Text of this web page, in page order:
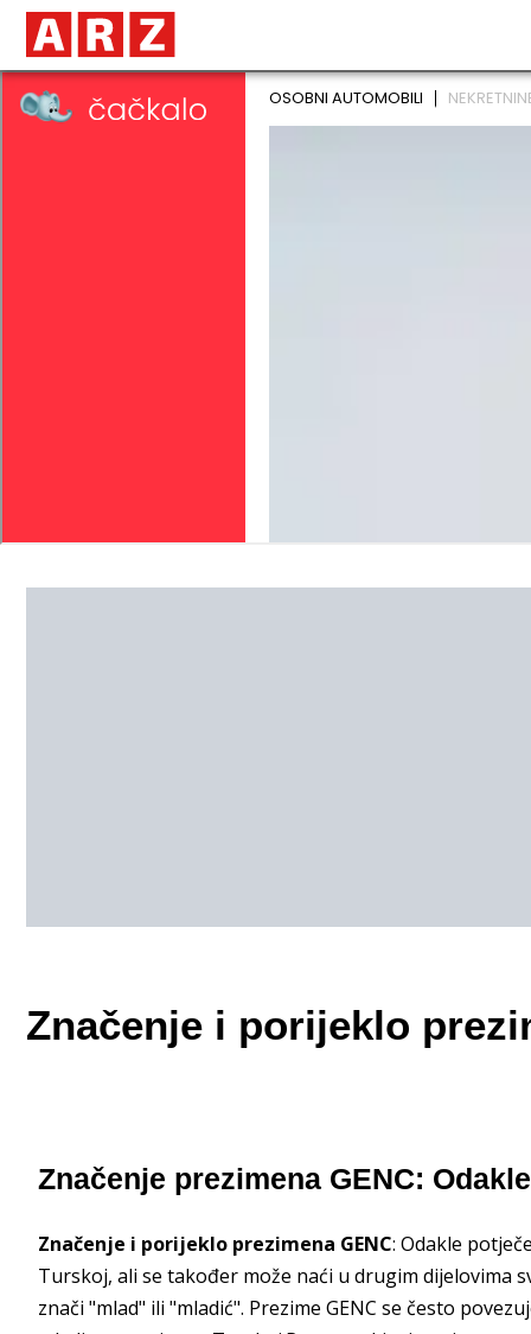
Značenje i porijeklo
Značenje prezimena GENC:
Značenje i porijeklo prezimena GENC: Odakle
Turskoj, ali se također može naći u drugim dijelovima
znači "mlad" ili "mladić". Prezime GENC se često